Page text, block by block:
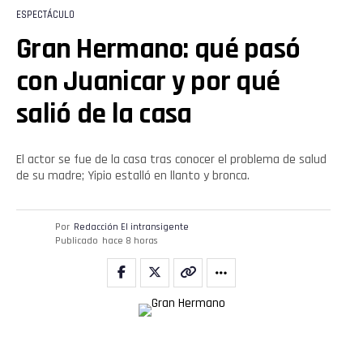
ESPECTÁCULO
Gran Hermano: qué pasó
con Juanicar y por qué
salió de la casa
El actor se fue de la casa tras conocer el problema de salud
de su madre; Yipio estalló en llanto y bronca.
Por Redacción El intransigente
Publicado hace 8 horas